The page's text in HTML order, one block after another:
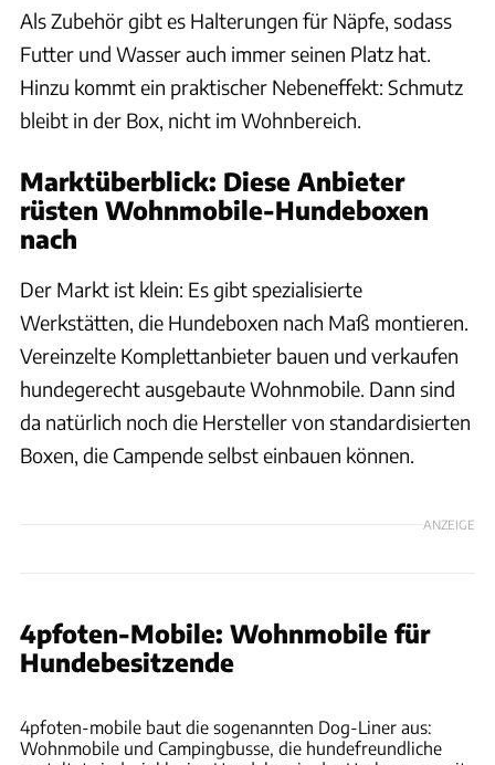
Als Zubehör gibt es Halterungen für Näpfe, sodass
Futter und Wasser auch immer seinen Platz hat.
Hinzu kommt ein praktischer Nebeneffekt: Schmutz
bleibt in der Box, nicht im Wohnbereich.
Marktüberblick: Diese Anbieter
rüsten Wohnmobile-Hundeboxen
nach
Der Markt ist klein: Es gibt spezialisierte
Werkstätten, die Hundeboxen nach Maß montieren.
Vereinzelte Komplettanbieter bauen und verkaufen
hundegerecht ausgebaute Wohnmobile. Dann sind
da natürlich noch die Hersteller von standardisierten
Boxen, die Campende selbst einbauen können.
ANZEIGE
4pfoten-Mobile: Wohnmobile für
Hundebesitzende
4pfoten-mobile baut die sogenannten Dog-Liner aus:
Wohnmobile und Campingbusse, die hundefreundliche